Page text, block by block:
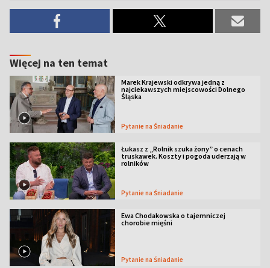
Więcej na ten temat
Marek Krajewski odkrywa jedną z
najciekawszych miejscowości Dolnego
Śląska
Pytanie na Śniadanie
Łukasz z „Rolnik szuka żony” o cenach
truskawek. Koszty i pogoda uderzają w
rolników
Pytanie na Śniadanie
Ewa Chodakowska o tajemniczej
chorobie mięśni
Pytanie na Śniadanie